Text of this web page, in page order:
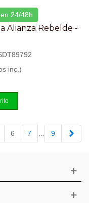
24/48h
Alianza Rebelde -
inc.)
6 7 … 9